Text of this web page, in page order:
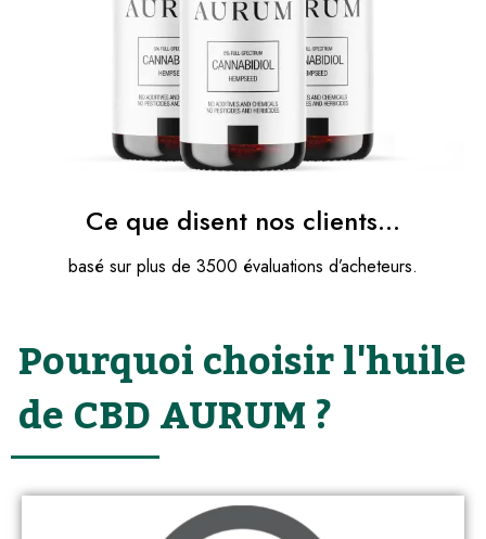
Ce que disent nos clients…
basé sur plus de 3500 évaluations d’acheteurs.
Pourquoi choisir l'huile
de CBD AURUM ?